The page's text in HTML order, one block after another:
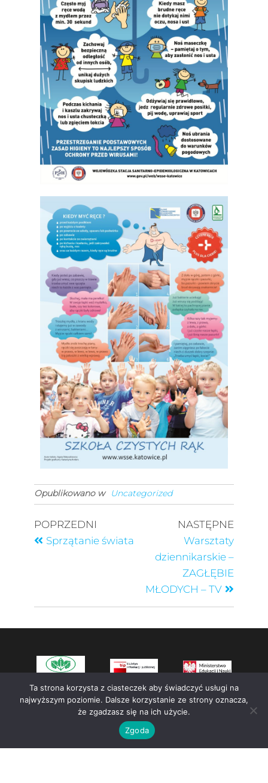
Opublikowano w Uncategorized
POPRZEDNI
Sprzątanie świata
NASTĘPNE
Warsztaty
dziennikarskie –
ZAGŁĘBIE
MŁODYCH – TV
Ta strona korzysta z ciasteczek aby świadczyć usługi na
najwyższym poziomie. Dalsze korzystanie ze strony oznacza,
że zgadzasz się na ich użycie.
Zgoda